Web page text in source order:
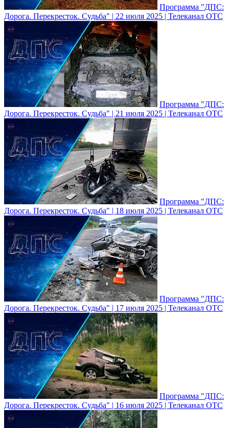
Программа "ДПС:
Дорога. Перекресток. Судьба" | 22 июля 2025 | Телеканал ОТС
Программа "ДПС:
Дорога. Перекресток. Судьба" | 21 июля 2025 | Телеканал ОТС
Программа "ДПС:
Дорога. Перекресток. Судьба" | 18 июля 2025 | Телеканал ОТС
Программа "ДПС:
Дорога. Перекресток. Судьба" | 17 июля 2025 | Телеканал ОТС
Программа "ДПС:
Дорога. Перекресток. Судьба" | 16 июля 2025 | Телеканал ОТС